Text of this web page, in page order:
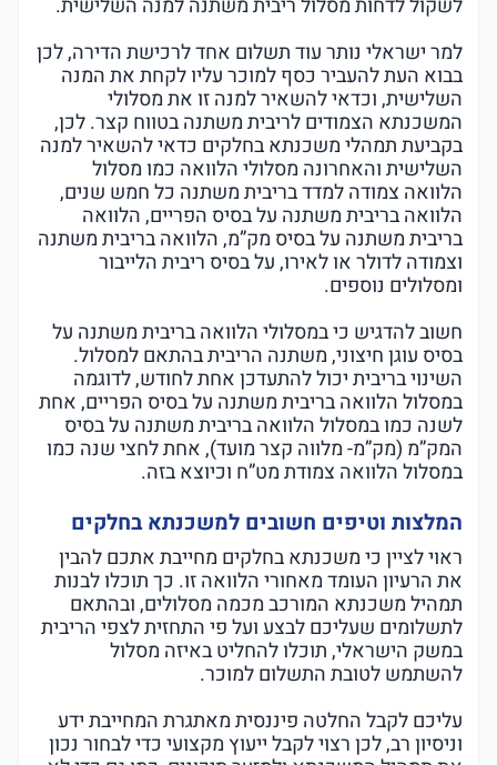
לשקול לדחות מסלול ריבית משתנה למנה השלישית.
למר ישראלי נותר עוד תשלום אחד לרכישת הדירה, לכן
בבוא העת להעביר כסף למוכר עליו לקחת את המנה
השלישית, וכדאי להשאיר למנה זו את מסלולי
המשכנתא הצמודים לריבית משתנה בטווח קצר. לכן,
בקביעת תמהלי משכנתא בחלקים כדאי להשאיר למנה
השלישית והאחרונה מסלולי הלוואה כמו מסלול
הלוואה צמודה למדד בריבית משתנה כל חמש שנים,
הלוואה בריבית משתנה על בסיס הפריים, הלוואה
בריבית משתנה על בסיס מק”מ, הלוואה בריבית משתנה
וצמודה לדולר או לאירו, על בסיס ריבית הלייבור
ומסלולים נוספים.
חשוב להדגיש כי במסלולי הלוואה בריבית משתנה על
בסיס עוגן חיצוני, משתנה הריבית בהתאם למסלול.
השינוי בריבית יכול להתעדכן אחת לחודש, לדוגמה
במסלול הלוואה בריבית משתנה על בסיס הפריים, אחת
לשנה כמו במסלול הלוואה בריבית משתנה על בסיס
המק”מ (מק”מ- מלווה קצר מועד), אחת לחצי שנה כמו
במסלול הלוואה צמודת מט”ח וכיוצא בזה.
המלצות וטיפים חשובים למשכנתא בחלקים
ראוי לציין כי משכנתא בחלקים מחייבת אתכם להבין
את הרעיון העומד מאחורי הלוואה זו. כך תוכלו לבנות
תמהיל משכנתא המורכב מכמה מסלולים, ובהתאם
לתשלומים שעליכם לבצע ועל פי התחזית לצפי הריבית
במשק הישראלי, תוכלו להחליט באיזה מסלול
להשתמש לטובת התשלום למוכר.
עליכם לקבל החלטה פיננסית מאתגרת המחייבת ידע
וניסיון רב, לכן רצוי לקבל ייעוץ מקצועי כדי לבחור נכון